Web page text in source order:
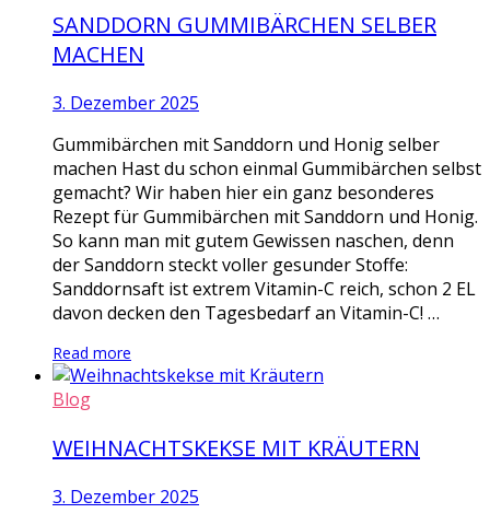
SANDDORN GUMMIBÄRCHEN SELBER
MACHEN
3. Dezember 2025
Gummibärchen mit Sanddorn und Honig selber
machen Hast du schon einmal Gummibärchen selbst
gemacht? Wir haben hier ein ganz besonderes
Rezept für Gummibärchen mit Sanddorn und Honig.
So kann man mit gutem Gewissen naschen, denn
der Sanddorn steckt voller gesunder Stoffe:
Sanddornsaft ist extrem Vitamin-C reich, schon 2 EL
davon decken den Tagesbedarf an Vitamin-C! …
Read more
Blog
WEIHNACHTSKEKSE MIT KRÄUTERN
3. Dezember 2025